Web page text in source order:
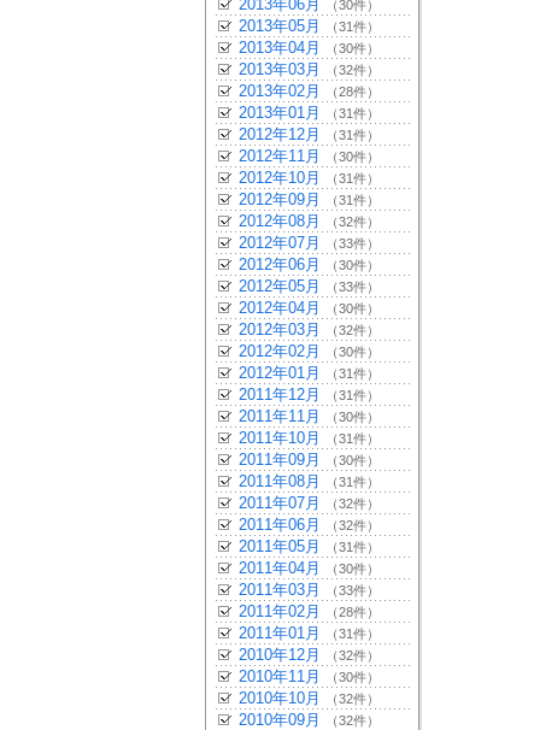
2013年06月 （30件）
2013年05月 （31件）
2013年04月 （30件）
2013年03月 （32件）
2013年02月 （28件）
2013年01月 （31件）
2012年12月 （31件）
2012年11月 （30件）
2012年10月 （31件）
2012年09月 （31件）
2012年08月 （32件）
2012年07月 （33件）
2012年06月 （30件）
2012年05月 （33件）
2012年04月 （30件）
2012年03月 （32件）
2012年02月 （30件）
2012年01月 （31件）
2011年12月 （31件）
2011年11月 （30件）
2011年10月 （31件）
2011年09月 （30件）
2011年08月 （31件）
2011年07月 （32件）
2011年06月 （32件）
2011年05月 （31件）
2011年04月 （30件）
2011年03月 （33件）
2011年02月 （28件）
2011年01月 （31件）
2010年12月 （32件）
2010年11月 （30件）
2010年10月 （32件）
2010年09月 （32件）